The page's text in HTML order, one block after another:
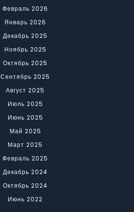
Февраль 2026
Январь 2026
Декабрь 2025
Ноябрь 2025
Октябрь 2025
Сентябрь 2025
Август 2025
Июль 2025
Июнь 2025
Май 2025
Март 2025
Февраль 2025
Декабрь 2024
Октябрь 2024
Июнь 2022